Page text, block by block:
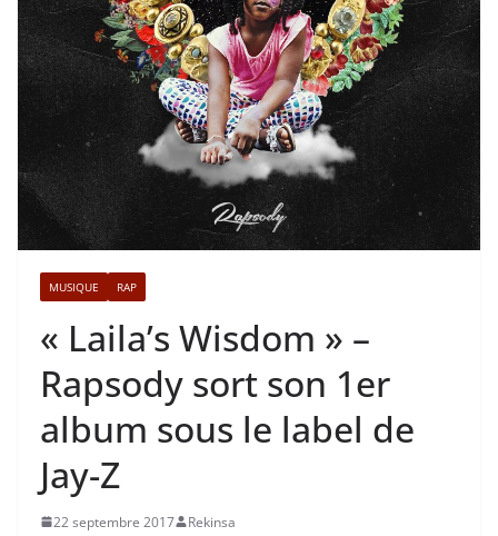
MUSIQUE RAP
« Laila’s Wisdom » –
Rapsody sort son 1er
album sous le label de
Jay-Z
22 septembre 2017 Rekinsa